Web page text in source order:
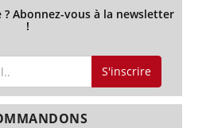
Abonnez-vous à la newsletter
!
S'inscrire